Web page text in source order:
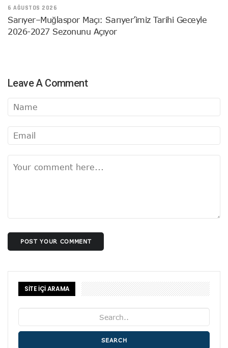
6 AĞUSTOS 2026
Sarıyer–Muğlaspor Maçı: Sarıyer’imiz Tarihi Geceyle
2026-2027 Sezonunu Açıyor
Leave A Comment
POST YOUR COMMENT
SİTE İÇİ ARAMA
SEARCH